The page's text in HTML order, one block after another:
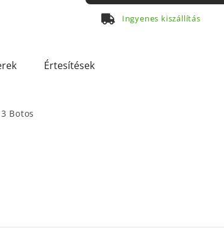
Ingyenes kiszállítás
Értesítések
Botos